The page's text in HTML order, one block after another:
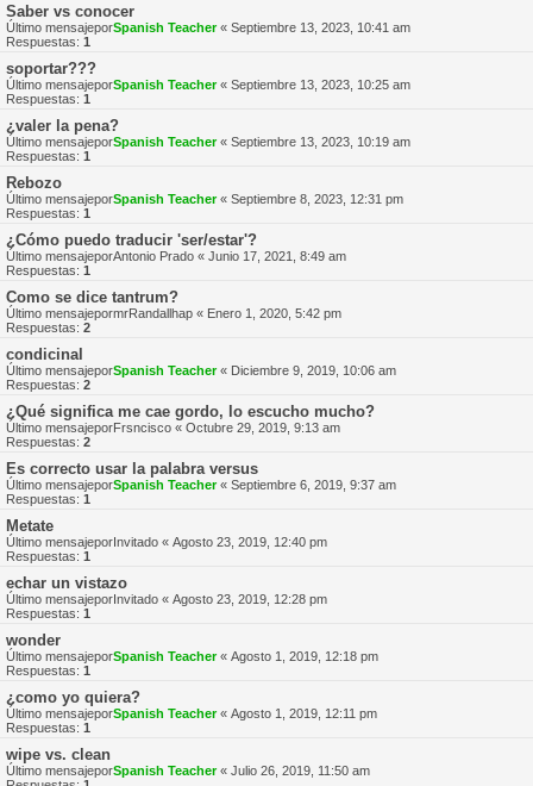
Saber vs conocer
Último mensajeporSpanish Teacher« Septiembre 13, 2023, 10:41 am
Respuestas: 1
soportar???
Último mensajeporSpanish Teacher« Septiembre 13, 2023, 10:25 am
Respuestas: 1
¿valer la pena?
Último mensajeporSpanish Teacher« Septiembre 13, 2023, 10:19 am
Respuestas: 1
Rebozo
Último mensajeporSpanish Teacher« Septiembre 8, 2023, 12:31 pm
Respuestas: 1
¿Cómo puedo traducir 'ser/estar'?
Último mensajeporAntonio Prado « Junio 17, 2021, 8:49 am
Respuestas: 1
Como se dice tantrum?
Último mensajepormrRandallhap « Enero 1, 2020, 5:42 pm
Respuestas: 2
condicinal
Último mensajeporSpanish Teacher« Diciembre 9, 2019, 10:06 am
Respuestas: 2
¿Qué significa me cae gordo, lo escucho mucho?
Último mensajeporFrsncisco « Octubre 29, 2019, 9:13 am
Respuestas: 2
Es correcto usar la palabra versus
Último mensajeporSpanish Teacher« Septiembre 6, 2019, 9:37 am
Respuestas: 1
Metate
Último mensajeporInvitado « Agosto 23, 2019, 12:40 pm
Respuestas: 1
echar un vistazo
Último mensajeporInvitado « Agosto 23, 2019, 12:28 pm
Respuestas: 1
wonder
Último mensajeporSpanish Teacher« Agosto 1, 2019, 12:18 pm
Respuestas: 1
¿como yo quiera?
Último mensajeporSpanish Teacher« Agosto 1, 2019, 12:11 pm
Respuestas: 1
wipe vs. clean
Último mensajeporSpanish Teacher« Julio 26, 2019, 11:50 am